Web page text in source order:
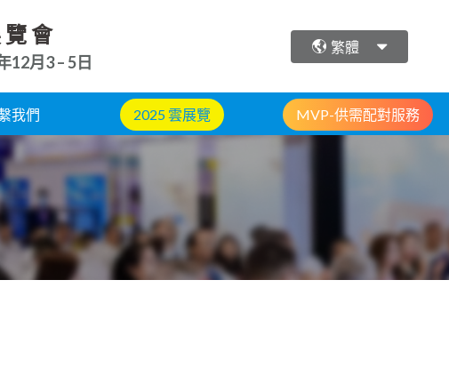
會
12月3 – 5日
繁體
我們 2025 雲展覽 MVP-供需配對服務